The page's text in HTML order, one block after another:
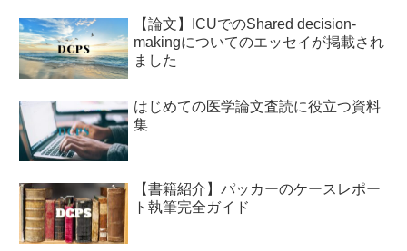
【論文】ICUでのShared decision-
makingについてのエッセイが掲載され
ました
はじめての医学論文査読に役立つ資料
集
【書籍紹介】パッカーのケースレポー
ト執筆完全ガイド